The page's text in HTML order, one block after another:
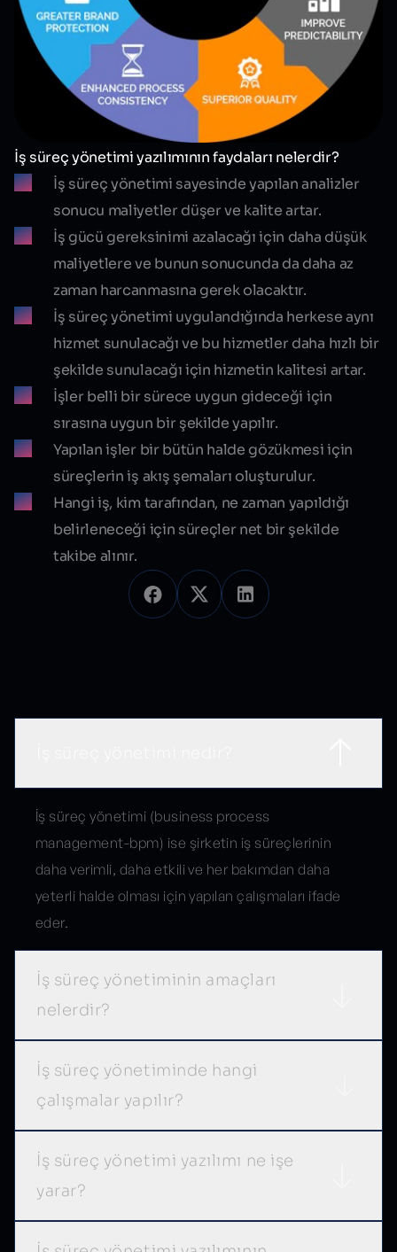
İş süreç yönetimi yazılımının faydaları nelerdir?
İş süreç yönetimi sayesinde yapılan analizler
sonucu maliyetler düşerve kalite artar.
İş gücü gereksinimi azalacağı için daha düşük
maliyetlere ve bunun sonucunda da daha az
zaman harcanmasına gerek olacaktır.
İş süreç yönetimi uygulandığında herkese aynı
hizmet sunulacağı ve bu hizmetler daha hızlı bir
şekilde sunulacağı için hizmetin kalitesi artar.
İşler belli bir sürece uygun gideceği için
sırasına uygun bir şekilde yapılır.
Yapılan işler bir bütün halde gözükmesi için
süreçlerin iş akış şemaları oluşturulur.
Hangi iş, kim tarafından, ne zaman yapıldığı
belirleneceği için süreçler net bir şekilde
takibe alınır.
İş süreç yönetimi (business process
management-bpm) ise şirketin iş süreçlerinin
daha verimli, daha etkili ve her bakımdan daha
yeterli halde olması için yapılan çalışmaları ifade
eder.
İş süreç yönetiminin amaçları
nelerdir?
İş süreç yönetiminde hangi
çalışmalar yapılır?
İş süreç yönetimi yazılımı ne işe
yarar?